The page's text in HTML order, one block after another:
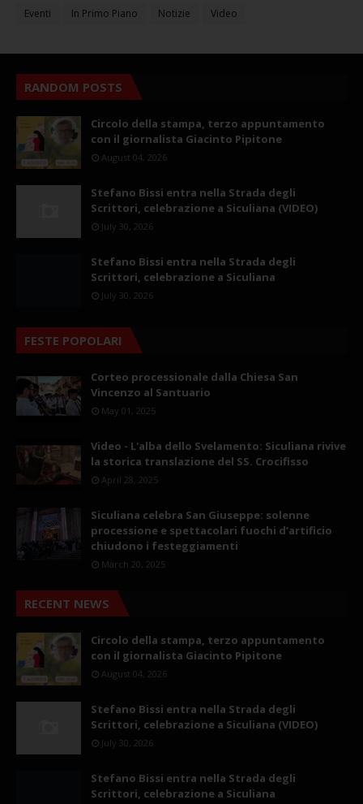
Eventi In Primo Piano Notizie Video
RANDOM POSTS
Circolo della stampa, terzo appuntamento
con il giornalista Giacinto Pipitone
August 04, 2026
Stefano Bissi entra nella Strada degli
Scrittori, celebrazione a Siculiana (VIDEO)
July 30, 2026
Stefano Bissi entra nella Strada degli
Scrittori, celebrazione a Siculiana
July 30, 2026
FESTE POPOLARI
Corteo processionale dalla Chiesa San
Vincenzo al Santuario
May 01, 2025
Video - L'alba dello Svelamento: Siculiana rivive
la storica translazione del SS. Crocifisso
April 28, 2025
Siculiana celebra San Giuseppe: solenne
processione e spettacolari fuochi d’artificio
chiudono i festeggiamenti
March 20, 2025
RECENT NEWS
Circolo della stampa, terzo appuntamento
con il giornalista Giacinto Pipitone
August 04, 2026
Stefano Bissi entra nella Strada degli
Scrittori, celebrazione a Siculiana (VIDEO)
July 30, 2026
Stefano Bissi entra nella Strada degli
Scrittori, celebrazione a Siculiana